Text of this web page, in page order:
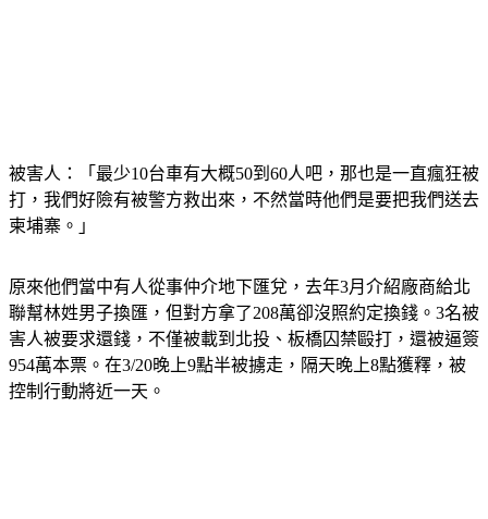
被害人：「最少10台車有大概50到60人吧，那也是一直瘋狂被
打，我們好險有被警方救出來，不然當時他們是要把我們送去
柬埔寨。」
原來他們當中有人從事仲介地下匯兌，去年3月介紹廠商給北
聯幫林姓男子換匯，但對方拿了208萬卻沒照約定換錢。3名被
害人被要求還錢，不僅被載到北投、板橋囚禁毆打，還被逼簽
954萬本票。在3/20晚上9點半被擄走，隔天晚上8點獲釋，被
控制行動將近一天。